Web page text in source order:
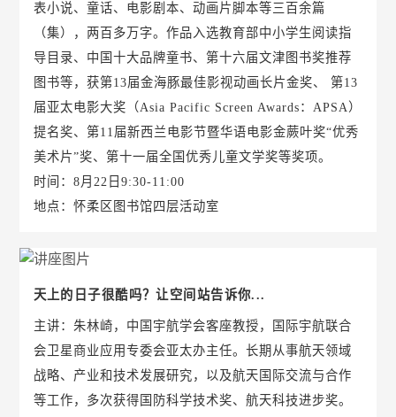
表小说、童话、电影剧本、动画片脚本等三百余篇
（集），两百多万字。作品入选教育部中小学生阅读指
导目录、中国十大品牌童书、第十六届文津图书奖推荐
图书等，获第13届金海豚最佳影视动画长片金奖、 第13
届亚太电影大奖（Asia Pacific Screen Awards：APSA）
提名奖、第11届新西兰电影节暨华语电影金蕨叶奖“优秀
美术片”奖、第十一届全国优秀儿童文学奖等奖项。
时间：8月22日9:30-11:00
地点：怀柔区图书馆四层活动室
天上的日子很酷吗？让空间站告诉你...
主讲：朱林崎，中国宇航学会客座教授，国际宇航联合
会卫星商业应用专委会亚太办主任。长期从事航天领域
战略、产业和技术发展研究，以及航天国际交流与合作
等工作，多次获得国防科学技术奖、航天科技进步奖。